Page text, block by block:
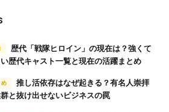
歴代キャスト一覧と現在の活躍まとめ
め
推し活依存はなぜ起きる？有名人崇拝
と抜け出せないビジネスの罠